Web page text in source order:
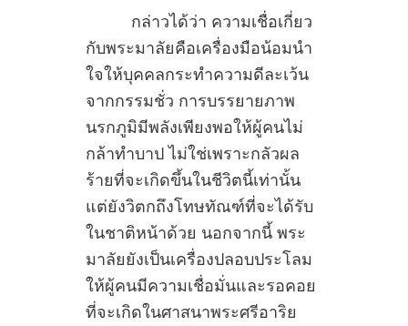
กล่าวได้ว่า ความเชื่อเกี่ยว
กับพระมาลัยคือเครื่องมือน้อมนำ
ใจให้บุคคลกระทำความดีละเว้น
จากกรรมชั่ว การบรรยายภาพ
นรกภูมิมีพลังเพียงพอให้ผู้คนไม่
กล้าทำบาป ไม่ใช่เพราะกลัวผล
ร้ายที่จะเกิดขึ้นในชีวิตนี้เท่านั้น
แต่ยังวิตกถึงโทษทัณฑ์ที่จะได้รับ
ในชาติหน้าด้วย นอกจากนี้ พระ
มาลัยยังเป็นเครื่องปลอบประโลม
ให้ผู้คนมีความเชื่อมั่นและรอคอย
ที่จะเกิดในศาสนาพระศรีอาริย